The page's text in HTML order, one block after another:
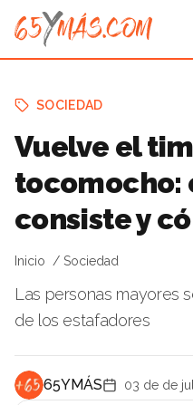
SOCIEDAD
Vuelve el
tocomocho:
consiste y
Inicio Sociedad
Las personas mayores
de los estafadores
65YMÁS
03 de de